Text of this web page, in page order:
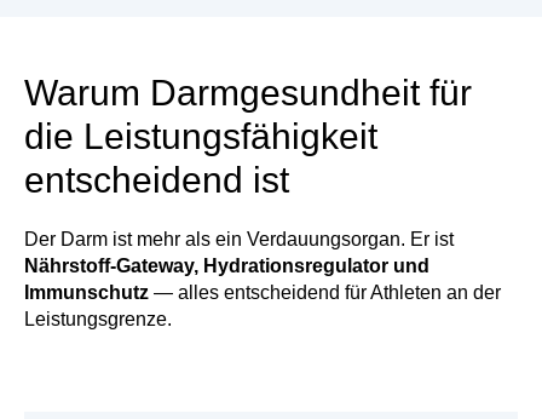
Warum Darmgesundheit für
die Leistungsfähigkeit
entscheidend ist
Der Darm ist mehr als ein Verdauungsorgan. Er ist
Nährstoff-Gateway, Hydrationsregulator und
Immunschutz — alles entscheidend für Athleten an der
Leistungsgrenze.